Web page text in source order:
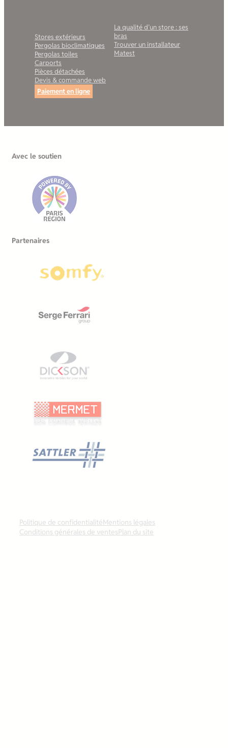
Stores extérieurs
Pergolas bioclimatiques
Pergolas toiles
Carports
Pièces détachées
Devis & commande web
Paiement en ligne
La qualité d’un store : ses
bras
Trouver un installateur
Matest
Avec le soutien
Partenaires
Politique de confidentialitéMentions légales
Conditions générales de ventesPlan du site